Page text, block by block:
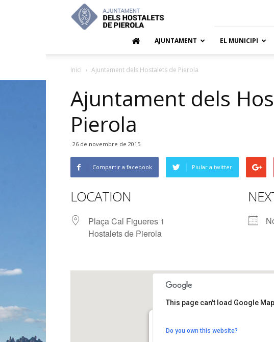
Hostalets
de
AJUNTAMENT EL MUNICIPI
Inici Ajuntament dels Hostalets de Pierola
Ajuntament dels
Pierola
26 de novembre de 2015
Compartir a facebook Piular a twitter
LOCATION
Plaça Cal Figueres 1
Hostalets de Pierola
Ajuntament dels Hostalets de
This page can't load Google
Do you own this website?